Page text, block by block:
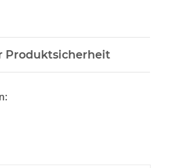
Produktsicherheit